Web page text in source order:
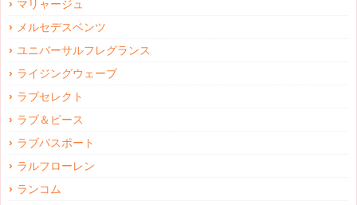
マリャージュ
メルセデスベンツ
ユニバーサルフレグランス
ライジングウェーブ
ラブセレクト
ラブ＆ピース
ラブパスポート
ラルフローレン
ランコム